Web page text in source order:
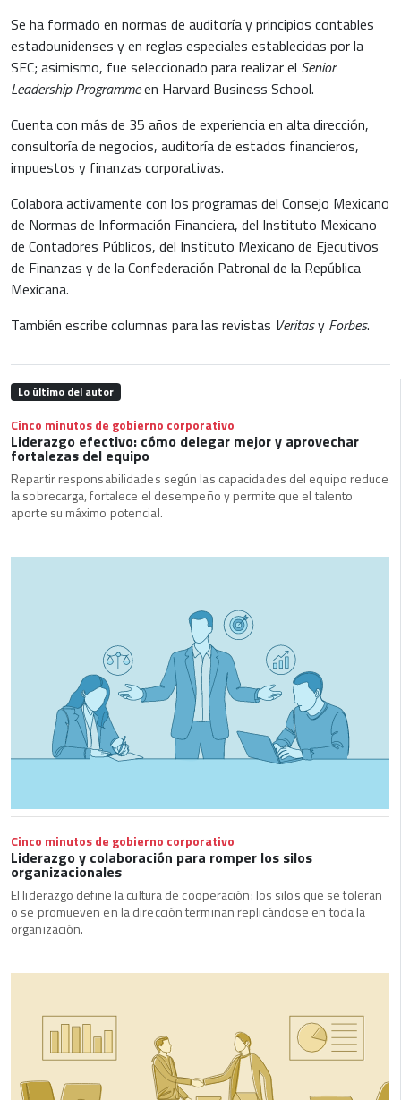
Se ha formado en normas de auditoría y principios contables
estadounidenses y en reglas especiales establecidas por la
SEC; asimismo, fue seleccionado para realizar el Senior
Leadership Programmeen Harvard Business School.
Cuenta con más de 35 años de experiencia en alta dirección,
consultoría de negocios, auditoría de estados financieros,
impuestos y finanzas corporativas.
Colabora activamente con los programas del Consejo Mexicano
de Normas de Información Financiera, del Instituto Mexicano
de Contadores Públicos, del Instituto Mexicano de Ejecutivos
de Finanzas y de la Confederación Patronal de la República
Mexicana.
También escribe columnas para las revistas Veritasy Forbes.
Lo último del autor
Cinco minutos de gobierno corporativo
Liderazgo efectivo: cómo delegar mejor y aprovechar
fortalezas del equipo
Repartir responsabilidades según las capacidades del equipo reduce
la sobrecarga, fortalece el desempeño y permite que el talento
aporte su máximo potencial.
Cinco minutos de gobierno corporativo
Liderazgo y colaboración para romper los silos
organizacionales
El liderazgo define la cultura de cooperación: los silos que se toleran
o se promueven en la dirección terminan replicándose en toda la
organización.